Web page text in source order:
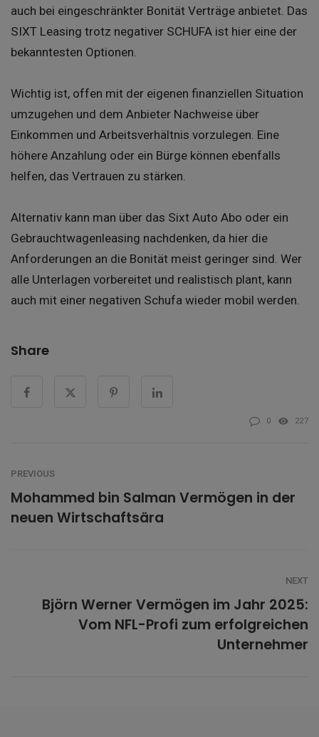
auch bei eingeschränkter Bonität Verträge anbietet. Das
SIXT Leasing trotz negativer SCHUFA ist hier eine der
bekanntesten Optionen.
Wichtig ist, offen mit der eigenen finanziellen Situation
umzugehen und dem Anbieter Nachweise über
Einkommen und Arbeitsverhältnis vorzulegen. Eine
höhere Anzahlung oder ein Bürge können ebenfalls
helfen, das Vertrauen zu stärken.
Alternativ kann man über das Sixt Auto Abo oder ein
Gebrauchtwagenleasing nachdenken, da hier die
Anforderungen an die Bonität meist geringer sind. Wer
alle Unterlagen vorbereitet und realistisch plant, kann
auch mit einer negativen Schufa wieder mobil werden.
Share
0 227
PREVIOUS
Mohammed bin Salman Vermögen in der
neuen Wirtschaftsära
NEXT
Björn Werner Vermögen im Jahr 2025:
Vom NFL-Profi zum erfolgreichen
Unternehmer